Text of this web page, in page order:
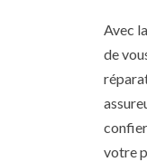
Avec
de
votre